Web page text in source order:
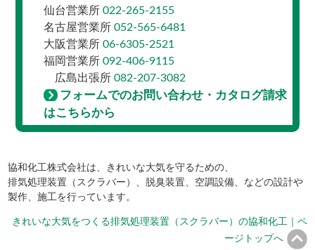
仙台営業所 022-265-2155
名古屋営業所 052-565-6481
大阪営業所 06-6305-2521
福岡営業所 092-406-9115
広島出張所 082-207-3082
フォームでのお問い合わせ・カタログ請求
はこちらから
協和化工株式会社は、きれいな大気を守るための、
排気処理装置（スクラバー）、脱臭装置、空調設備、などの設計や
製作、施工を行っています。
きれいな大気をつくる排気処理装置（スクラバー）の協和化工｜ペ
ージトップへ